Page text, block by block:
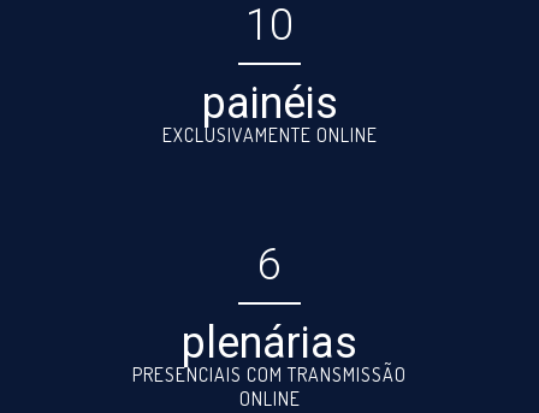
10
painéis
EXCLUSIVAMENTE ONLINE
6
plenárias
PRESENCIAIS COM TRANSMISSÃO
ONLINE